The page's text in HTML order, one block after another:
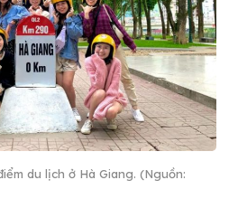
du lịch ở Hà Giang. (Nguồn: